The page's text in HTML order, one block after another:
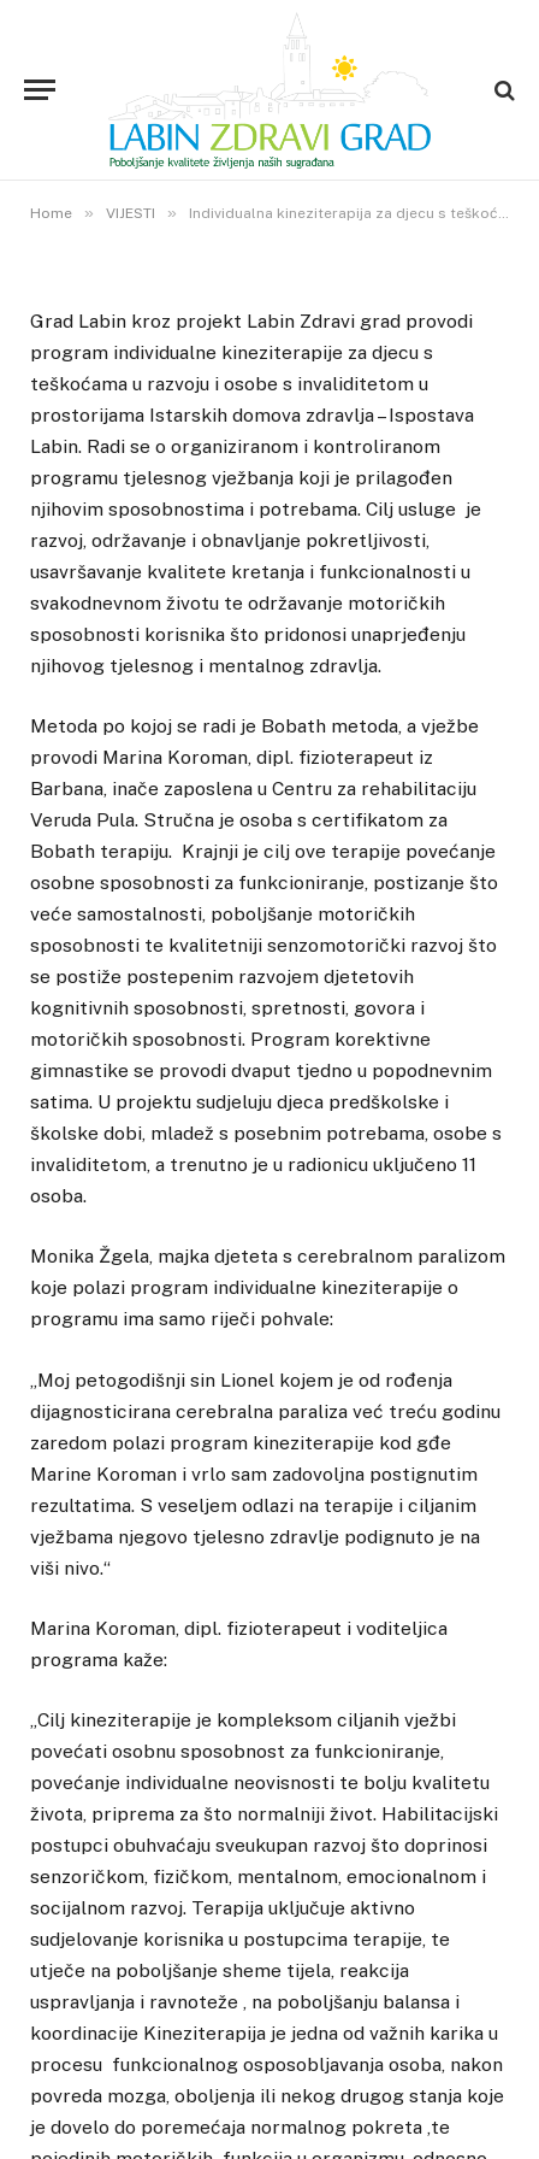
Home » VIJESTI » Individualna kineziterapija za djecu s teškoćama u razvoju i osobe s invaliditetom
Individualna kineziterapija za
djecu s teškoćama u razvoju i
osobe s invaliditetom
7. KOLOVOZA 2018. 1VIEWS
Grad Labin kroz projekt Labin Zdravi grad provodi
program individualne kineziterapije za djecu s
teškoćama u razvoju i osobe s invaliditetom u
prostorijama Istarskih domova zdravlja – Ispostava
Labin. Radi se o organiziranom i kontroliranom
programu tjelesnog vježbanja koji je prilagođen
njihovim sposobnostima i potrebama. Cilj usluge je
razvoj, održavanje i obnavljanje pokretljivosti,
usavršavanje kvalitete kretanja i funkcionalnosti u
svakodnevnom životu te održavanje motoričkih
sposobnosti korisnika što pridonosi unaprjeđenju
njihovog tjelesnog i mentalnog zdravlja.
Metoda po kojoj se radi je Bobath metoda, a vježbe
provodi Marina Koroman, dipl. fizioterapeut iz
Barbana, inače zaposlena u Centru za rehabilitaciju
Veruda Pula. Stručna je osoba s certifikatom za
Bobath terapiju. Krajnji je cilj ove terapije povećanje
osobne sposobnosti za funkcioniranje, postizanje što
veće samostalnosti, poboljšanje motoričkih
sposobnosti te kvalitetniji senzomotorički razvoj što
se postiže postepenim razvojem djetetovih
kognitivnih sposobnosti, spretnosti, govora i
motoričkih sposobnosti. Program korektivne
gimnastike se provodi dvaput tjedno u popodnevnim
satima. U projektu sudjeluju djeca predškolske i
školske dobi, mladež s posebnim potrebama, osobe s
invaliditetom, a trenutno je u radionicu uključeno 11
osoba.
Monika Žgela, majka djeteta s cerebralnom paralizom
koje polazi program individualne kineziterapije o
programu ima samo riječi pohvale:
„Moj petogodišnji sin Lionel kojem je od rođenja
dijagnosticirana cerebralna paraliza već treću godinu
zaredom polazi program kineziterapije kod gđe
Marine Koroman i vrlo sam zadovoljna postignutim
rezultatima. S veseljem odlazi na terapije i ciljanim
vježbama njegovo tjelesno zdravlje podignuto je na
viši nivo.“
Marina Koroman, dipl. fizioterapeut i voditeljica
programa kaže:
„Cilj kineziterapije je kompleksom ciljanih vježbi
povećati osobnu sposobnost za funkcioniranje,
povećanje individualne neovisnosti te bolju kvalitetu
života, priprema za što normalniji život. Habilitacijski
postupci obuhvaćaju sveukupan razvoj što doprinosi
senzoričkom, fizičkom, mentalnom, emocionalnom i
socijalnom razvoj. Terapija uključuje aktivno
sudjelovanje korisnika u postupcima terapije, te
utječe na poboljšanje sheme tijela, reakcija
uspravljanja i ravnoteže , na poboljšanju balansa i
koordinacije Kineziterapija je jedna od važnih karika u
procesu funkcionalnog osposobljavanja osoba, nakon
povreda mozga, oboljenja ili nekog drugog stanja koje
je dovelo do poremećaja normalnog pokreta ,te